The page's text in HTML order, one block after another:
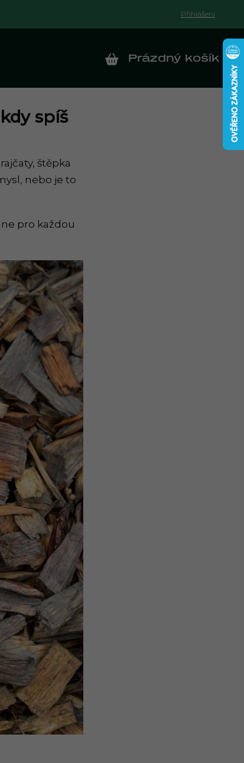
Přihlášení
NÁKUPNÍ KOŠÍK
Prázdný košík
spíš
štěpka
nebo je to
ne pro každou